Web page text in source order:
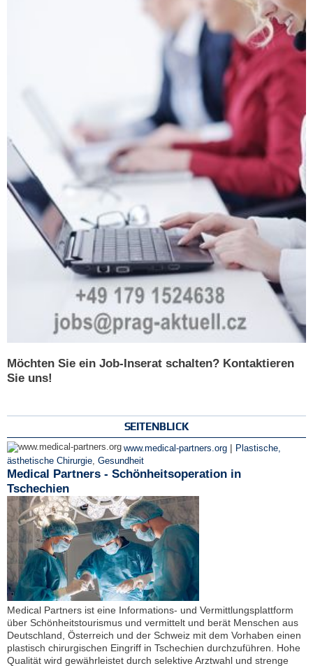
Möchten Sie ein Job-Inserat schalten? Kontaktieren
Sie uns!
SEITENBLICK
www.medical-partners.org | Plastische,
ästhetische Chirurgie, Gesundheit
Medical Partners - Schönheitsoperation in
Tschechien
Medical Partners ist eine Informations- und Vermittlungsplattform
über Schönheitstourismus und vermittelt und berät Menschen aus
Deutschland, Österreich und der Schweiz mit dem Vorhaben einen
plastisch chirurgischen Eingriff in Tschechien durchzuführen. Hohe
Qualität wird gewährleistet durch selektive Arztwahl und strenge